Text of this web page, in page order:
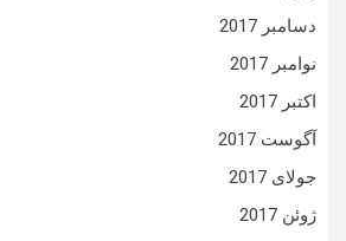
دسامبر 2017
نوامبر 2017
اکتبر 2017
آگوست 2017
جولای 2017
ژوئن 2017